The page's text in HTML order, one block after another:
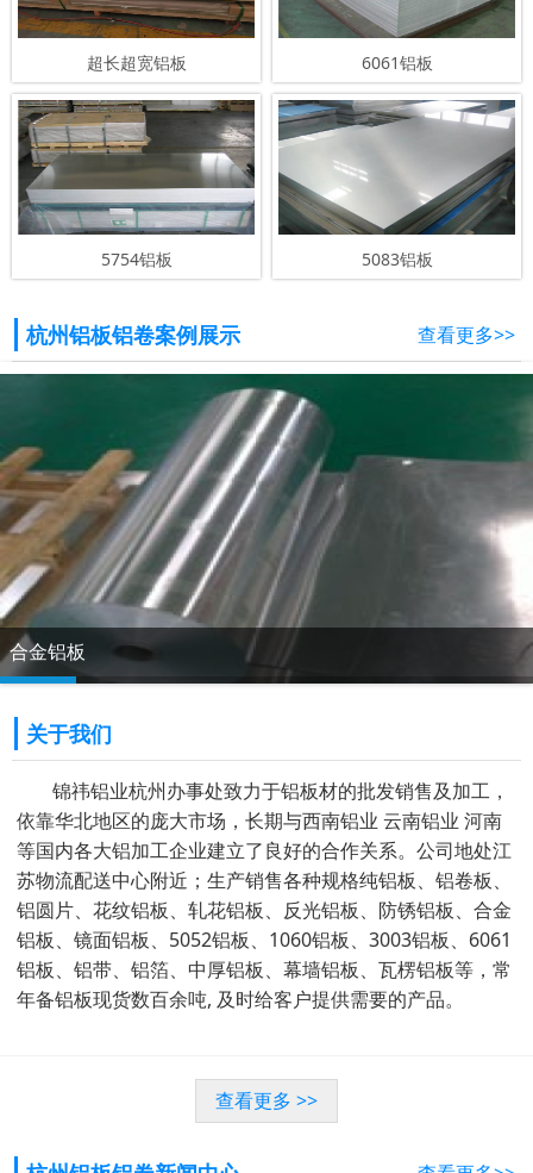
超长超宽铝板 6061铝板
5754铝板 5083铝板
杭州铝板铝卷案例展示 查看更多>>
金铝板
关于我们
锦祎铝业杭州办事处致力于铝板材的批发销售及加工，
依靠华北地区的庞大市场，长期与西南铝业 云南铝业 河南
等国内各大铝加工企业建立了良好的合作关系。公司地处江
苏物流配送中心附近；生产销售各种规格纯铝板、铝卷板、
铝圆片、花纹铝板、轧花铝板、反光铝板、防锈铝板、合金
铝板、镜面铝板、5052铝板、1060铝板、3003铝板、6061
铝板、铝带、铝箔、中厚铝板、幕墙铝板、瓦楞铝板等，常
年备铝板现货数百余吨, 及时给客户提供需要的产品。
查看更多 >>